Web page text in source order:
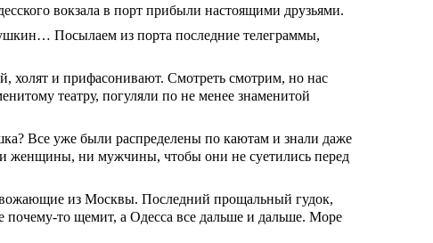
вокзала в порт прибыли настоящими друзьями.
Посылаем из порта последние телеграммы,
холят и прифасонивают. Смотреть смотрим, но нас
театру, погуляли по не менее знаменитой
Все уже были распределены по каютам и знали даже
женщины, ни мужчины, чтобы они не суетились перед
из Москвы. Последний прощальный гудок,
почему-то щемит, а Одесса все дальше и дальше. Море